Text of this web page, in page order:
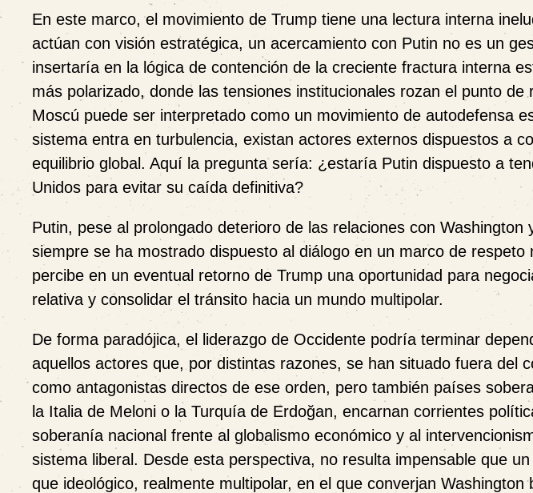
En este marco, el movimiento de Trump tiene una lectura interna
actúan con visión estratégica, un acercamiento con Putin no es un
insertaría en la lógica de contención de la creciente fractura interna
más polarizado, donde las tensiones institucionales rozan el punto
Moscú puede ser interpretado como un movimiento de autodefensa
sistema entra en turbulencia, existan actores externos dispuestos a
equilibrio global. Aquí la pregunta sería: ¿estaría Putin dispuesto a
Unidos para evitar su caída definitiva?
Putin, pese al prolongado deterioro de las relaciones con Washington
siempre se ha mostrado dispuesto al diálogo en un marco de
percibe en un eventual retorno de Trump una oportunidad para
relativa y consolidar el tránsito hacia un mundo multipolar.
De forma paradójica, el liderazgo de Occidente podría terminar
aquellos actores que, por distintas razones, se han situado fuera del
como antagonistas directos de ese orden, pero también países
la Italia de Meloni o la Turquía de Erdoğan, encarnan corrientes
soberanía nacional frente al globalismo económico y al
sistema liberal. Desde esta perspectiva, no resulta impensable que
que ideológico, realmente multipolar, en el que converjan